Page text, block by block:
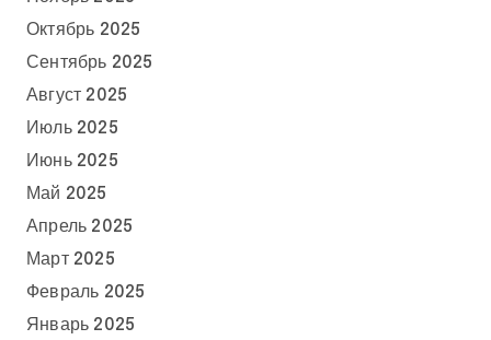
Октябрь 2025
Сентябрь 2025
Август 2025
Июль 2025
Июнь 2025
Май 2025
Апрель 2025
Март 2025
Февраль 2025
Январь 2025